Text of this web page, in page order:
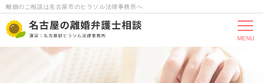
離婚のご相談は名古屋市のヒラソル法律事務所へ
MENU